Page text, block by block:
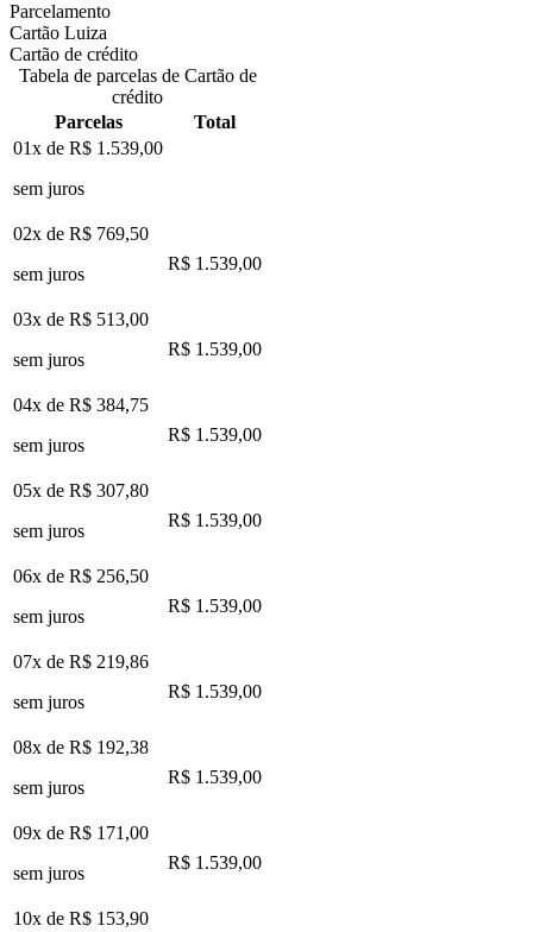
Parcelamento
Cartão Luiza
Cartão de crédito
Tabela de parcelas de Cartão de
crédito
Parcelas
Total
01x de R$ 1.539,00
sem juros
02x de R$ 769,50
sem juros
R$ 1.539,00
03x de R$ 513,00
sem juros
R$ 1.539,00
04x de R$ 384,75
sem juros
R$ 1.539,00
05x de R$ 307,80
sem juros
R$ 1.539,00
06x de R$ 256,50
sem juros
R$ 1.539,00
07x de R$ 219,86
sem juros
R$ 1.539,00
08x de R$ 192,38
sem juros
R$ 1.539,00
09x de R$ 171,00
sem juros
R$ 1.539,00
10x de R$ 153,90